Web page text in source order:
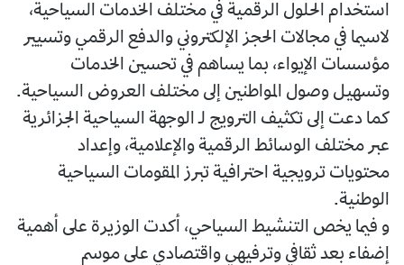
استخدام الحلول الرقمية في مختلف الخدمات السياحية،
لاسيما في مجالات الحجز الإلكتروني والدفع الرقمي وتسيير
مؤسسات الإيواء، بما يساهم في تحسين الخدمات
وتسهيل وصول المواطنين إلى مختلف العروض السياحية.
كما دعت إلى تكثيف الترويج لـ الوجهة السياحية الجزائرية
عبر مختلف الوسائط الرقمية والإعلامية، وإعداد
محتويات ترويجية احترافية تبرز المقومات السياحية
الوطنية.
و فيما يخص التنشيط السياحي، أكدت الوزيرة على أهمية
إضفاء بعد ثقافي وترفيهي واقتصادي على موسم